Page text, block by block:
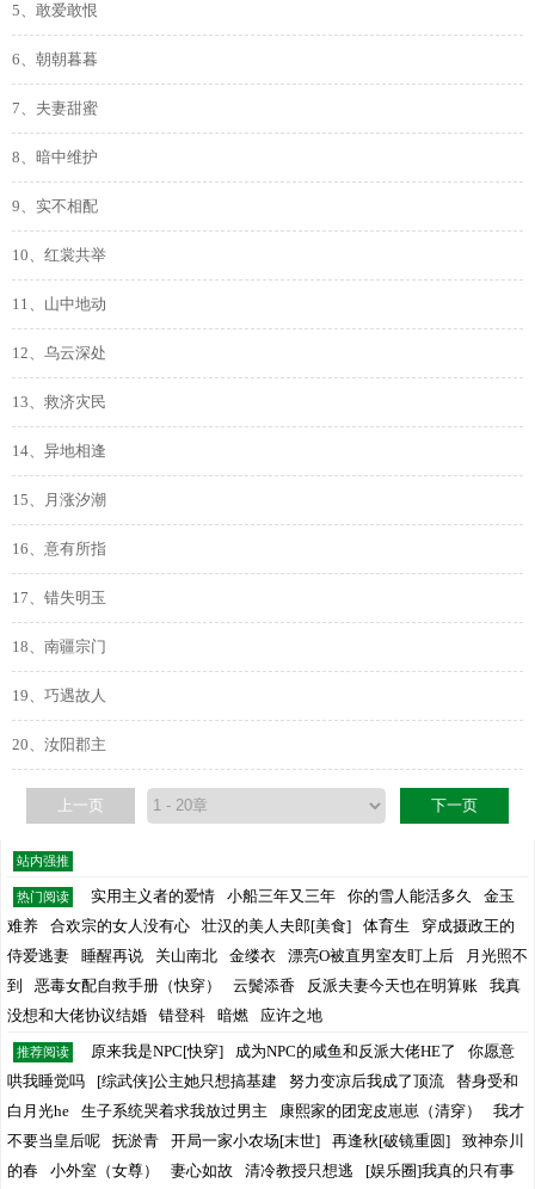
5、敢爱敢恨
6、朝朝暮暮
7、夫妻甜蜜
8、暗中维护
9、实不相配
10、红裳共举
11、山中地动
12、乌云深处
13、救济灾民
14、异地相逢
15、月涨汐潮
16、意有所指
17、错失明玉
18、南疆宗门
19、巧遇故人
20、汝阳郡主
上一页 下一页
站内强推
热门阅读 实用主义者的爱情 小船三年又三年 你的雪人能活多久
金玉
难养
合欢宗的女人没有心 壮汉的美人夫郎[美食] 体育生
穿成摄政王的
侍爱逃妻
睡醒再说 关山南北 金缕衣 漂亮O被直男室友盯上后
月光照不
到
恶毒女配自救手册（快穿） 云鬓添香 反派夫妻今天也在明算账
我真
没想和大佬协议结婚
错登科 暗燃 应许之地
推荐阅读 原来我是NPC[快穿] 成为NPC的咸鱼和反派大佬HE了
你愿意
哄我睡觉吗
[综武侠]公主她只想搞基建 努力变凉后我成了顶流
替身受和
白月光he
生子系统哭着求我放过男主 康熙家的团宠皮崽崽（清穿）
我才
不要当皇后呢
抚淤青 开局一家小农场[末世] 再逢秋[破镜重圆]
致神奈川
的春
小外室（女尊） 妻心如故 清冷教授只想逃 [娱乐圈]我真的只有事